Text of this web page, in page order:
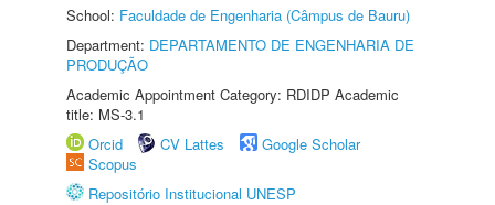
School: Faculdade de Engenharia (Câmpus de Bauru)
Department: DEPARTAMENTO DE ENGENHARIA DE
PRODUÇÃO
Academic Appointment Category: RDIDP Academic
title: MS-3.1
Orcid
CV Lattes
Google Scholar
Scopus
Repositório Institucional UNESP